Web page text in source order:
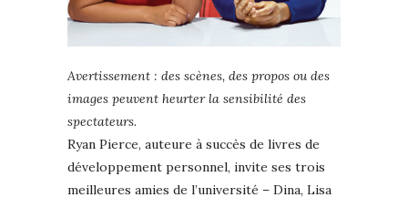
Avertissement : des scènes, des propos ou des
images peuvent heurter la sensibilité des
spectateurs.
Ryan Pierce, auteure à succès de livres de
développement personnel, invite ses trois
meilleures amies de l’université – Dina, Lisa